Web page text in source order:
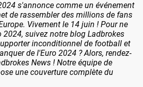
s'annonce comme un événement
de rassembler des millions de fans
Vivement le 14 juin ! Pour ne
2024, suivez notre blog Ladbrokes
inconditionnel de football et
de l'Euro 2024 ? Alors, rendez-
News ! Notre équipe de
une couverture complète du